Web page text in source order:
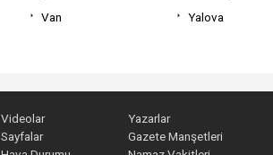
Van Yalova
Videolar
Yazarlar
Sayfalar
Gazete Manşetleri